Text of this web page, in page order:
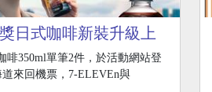
日式咖啡新裝升級上
機票
啡350ml單筆2件，於活動網站登
來回機票，7-ELEVEn與